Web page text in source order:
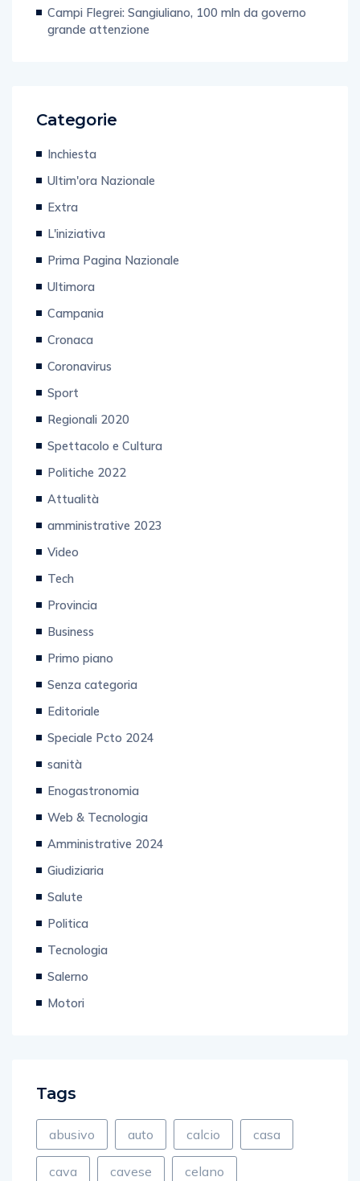
Campi Flegrei: Sangiuliano, 100 mln da governo
grande attenzione
Categorie
Inchiesta
Ultim'ora Nazionale
Extra
L'iniziativa
Prima Pagina Nazionale
Ultimora
Campania
Cronaca
Coronavirus
Sport
Regionali 2020
Spettacolo e Cultura
Politiche 2022
Attualità
amministrative 2023
Video
Tech
Provincia
Business
Primo piano
Senza categoria
Editoriale
Speciale Pcto 2024
sanità
Enogastronomia
Web & Tecnologia
Amministrative 2024
Giudiziaria
Salute
Politica
Tecnologia
Salerno
Motori
Tags
abusivo auto calcio casa
cava cavese celano